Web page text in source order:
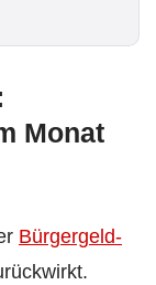
Monat
Bürgergeld-